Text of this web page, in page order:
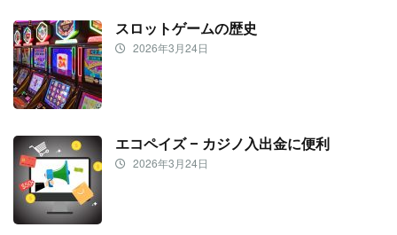
スロットゲームの歴史
2026年3月24日
エコペイズ – カジノ入出金に便利
2026年3月24日